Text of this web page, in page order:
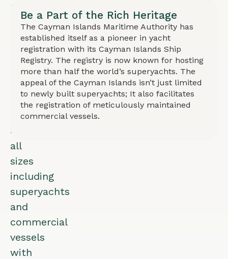
half
the
world's
superyachts.
Offers
registration
for
vessels
of
all
sizes
including
superyachts
and
commercial
vessels
with
Be a Part of the Rich Heritage
The Cayman Islands Maritime Authority has
established itself as a pioneer in yacht
registration with its Cayman Islands Ship
Registry. The registry is now known for hosting
more than half the world’s superyachts. The
appeal of the Cayman Islands isn’t just limited
to newly built superyachts; It also facilitates
the registration of meticulously maintained
commercial vessels.